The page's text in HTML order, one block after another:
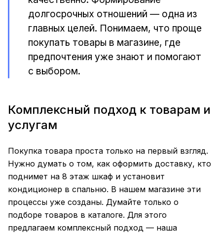
долгосрочных отношений — одна из
главных целей. Понимаем, что проще
покупать товары в магазине, где
предпочтения уже знают и помогают
с выбором.
Комплексный подход к товарам и
услугам
Покупка товара проста только на первый взгляд.
Нужно думать о том, как оформить доставку, кто
поднимет на 8 этаж шкаф и установит
кондиционер в спальню. В нашем магазине эти
процессы уже созданы. Думайте только о
подборе товаров в каталоге. Для этого
предлагаем комплексный подход — наша